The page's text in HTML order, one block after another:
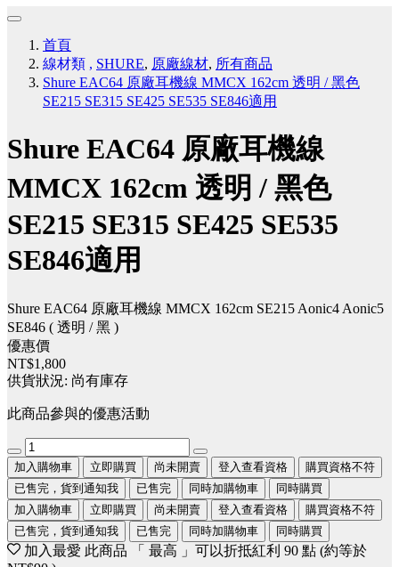
首頁
線材類 , SHURE, 原廠線材, 所有商品
Shure EAC64 原廠耳機線 MMCX 162cm 透明 / 黑色
SE215 SE315 SE425 SE535 SE846適用
Shure EAC64 原廠耳機線
MMCX 162cm 透明 / 黑色
SE215 SE315 SE425 SE535
SE846適用
Shure EAC64 原廠耳機線 MMCX 162cm SE215 Aonic4 Aonic5
SE846 ( 透明 / 黑 )
優惠價
NT$1,800
供貨狀況: 尚有庫存
此商品參與的優惠活動
加入購物車 立即購買 尚未開賣 登入查看資格
購買資格不符
已售完，貨到通知我
已售完 同時加購物車
同時購買
加入購物車
立即購買 尚未開賣 登入查看資格
購買資格不符
已售完，貨到通知我
已售完 同時加購物車 同時購買
加入最愛 此商品 「 最高 」可以折抵紅利 90 點 (約等於